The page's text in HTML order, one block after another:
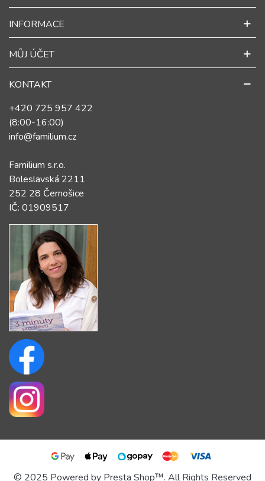
INFORMACE
MŮJ ÚČET
KONTAKT
+420 725 957 422
(8:00-16:00)
info@familium.cz
Familium s.r.o.
Boleslavská 2211
252 28 Černošice
IČ: 01909517
© 2025 Powered by Presta Shop™. All Rights Reserved